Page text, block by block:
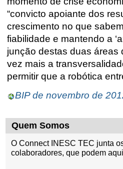
“convicto apoiante dos
crescimento no que
fiabilidade e mantendo a
junção destas duas áreas
vez mais a
permitir que a robótica
BIP de novembro de
Quem Somos
O Connect INESC TEC junta
colaboradores, que podem